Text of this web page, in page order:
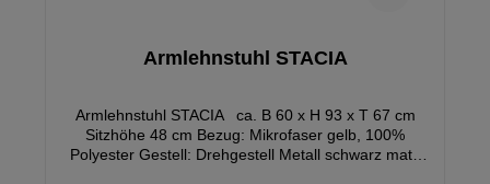
Armlehnstuhl STACIA
Armlehnstuhl STACIA ca. B 60 x H 93 x T 67 cm
Sitzhöhe 48 cm Bezug: Mikrofaser gelb, 100%
Polyester Gestell: Drehgestell Metall schwarz matt,